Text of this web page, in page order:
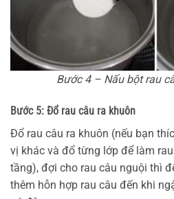
Bước 4 – Nấu bột rau
Bước 5: Đổ rau câu ra khuôn
Đổ rau câu ra khuôn (nếu bạn
vị khác và đổ từng lớp để làm
tầng), đợi cho rau câu nguội thì
thêm hỗn hợp rau câu đến khi